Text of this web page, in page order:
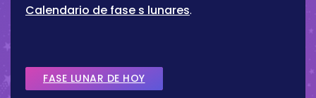
Calendario de fase s lunares.
FASE LUNAR DE HOY